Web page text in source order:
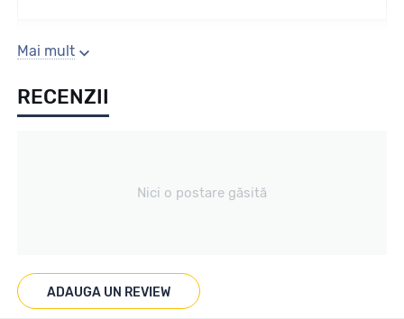
Sezon
Vara
Marcaje
Mai mult
RECENZII
Nici o postare găsită
ADAUGA UN REVIEW